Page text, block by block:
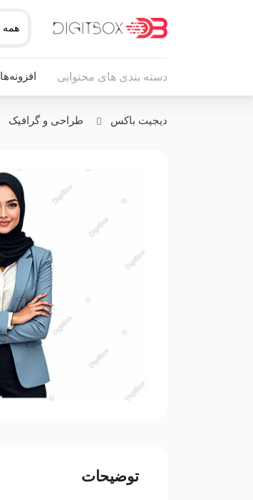
همه
دسته بندی های محتوایی افزونه‌ها
دیجیت باکس طراحی و گرافیک
توضیحات